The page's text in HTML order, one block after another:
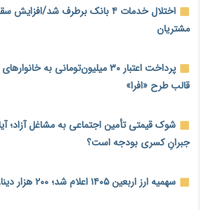
محدودیت تازه برای شبکه بانکی؛ افزایش
کنترل تورم
ترمز تولید
سایپا و پارس‌خودرو
بنگاه‌داری بانک‌ها؛ مانع بزرگ خانه‌دار شدن
نماینده مجلس: توسعه مرزهای زمینی به
اساسی تبدیل شود
اختلال خدمات ۴ بانک برطرف شد/
مشتریان
پرداخت اعتبار ۳۰ میلیون‌تومانی به
قالب طرح «افرا»
شوک قیمتی تأمین اجتماعی به مشاغل آزاد؛
جبرانِ کسری بودجه است؟
سهمیه ارز اربعین ۱۴۰۵ اعلام شد؛ ۲۰۰ هزار دینار برای هر زائر